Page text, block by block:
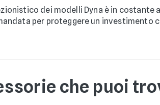
dei modelli Dyna è in costante
per proteggere un investimento
che puoi